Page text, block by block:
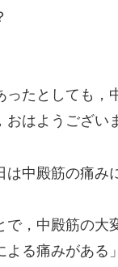
たとしても，
はようござい
は中殿筋の痛み
，中殿筋の大
よる痛みがあ